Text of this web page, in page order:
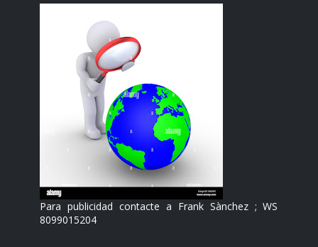
Para publicidad contacte a Frank Sànchez ; WS
8099015204